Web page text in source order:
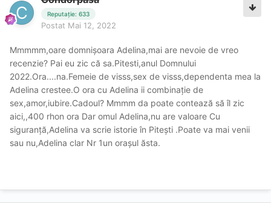
Reputație: 633
Postat Mai 12, 2022
Mmmmm,oare domnișoara Adelina,mai are nevoie de vreo
recenzie? Pai eu zic că sa.Pitesti,anul Domnului
2022.Ora....na.Femeie de visss,sex de visss,dependenta mea la
Adelina crestee.O ora cu Adelina ii combinație de
sex,amor,iubire.Cadoul? Mmmm da poate contează să îl zic
aici,,400 rhon ora Dar omul Adelina,nu are valoare Cu
siguranță,Adelina va scrie istorie în Pitești .Poate va mai venii
sau nu,Adelina clar Nr 1un orașul ăsta.